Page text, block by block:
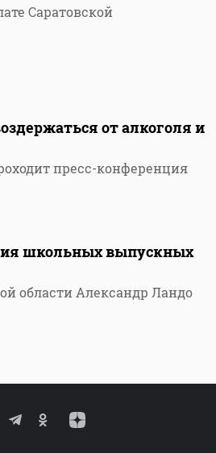
Саратовской
от алкоголя и
пресс-конференция
школьных выпускных
области Александр Ландо